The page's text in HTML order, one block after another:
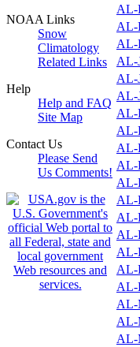
NOAA Links
Snow
Climatology
Related Links
Help
Help and FAQ
Site Map
Contact Us
Please Send
Us Comments!
AL-
AL-
AL-
AL-
AL-
AL-
AL-
AL-
AL-
AL-
AL-
AL-
AL-
AL-
AL-
AL-
AL-
AL-
AL-
AL-